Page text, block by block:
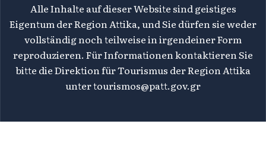
Alle Inhalte auf dieser Website sind geistiges
Eigentum der Region Attika, und Sie dürfen sie weder
vollständig noch teilweise in irgendeiner Form
reproduzieren. Für Informationen kontaktieren Sie
bitte die Direktion für Tourismus der Region Attika
untertourismos@patt.gov.gr